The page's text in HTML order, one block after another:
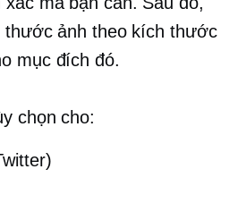
thước ảnh theo kích thước
mục đích đó.
chọn cho: